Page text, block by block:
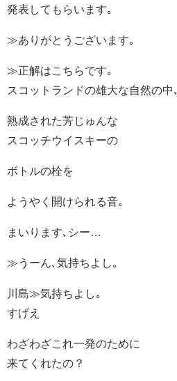
発表してもらいます｡
≫ありがとうございます｡
≫正解はこちらです｡
スコットランドの雄大な自然の中､
熟成された芳じゅんな
スコッチウイスキーの
ボトルの栓を
ようやく開けられる音｡
まいります､シー…
≫うーん､気持ちよし｡
川島≫気持ちよし｡
すげえ
わざわざこれ一発のために
来てくれたの？